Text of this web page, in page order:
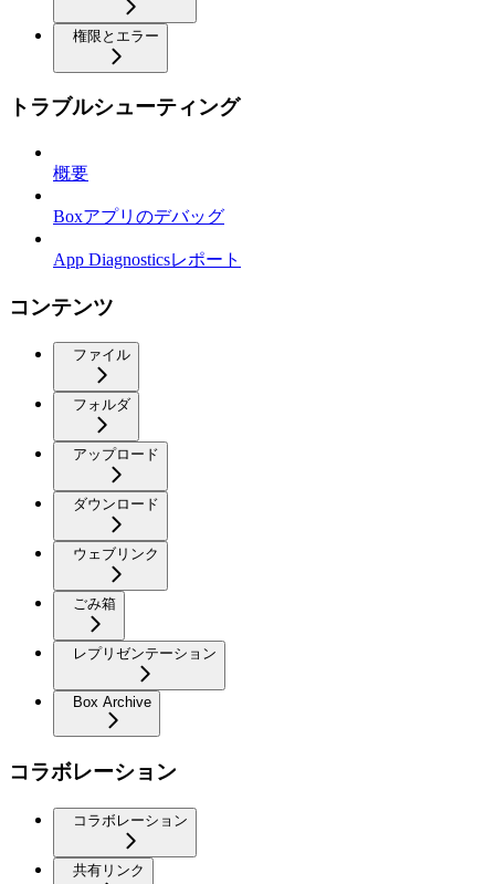
権限とエラー
トラブルシューティング
概要
Boxアプリのデバッグ
App Diagnosticsレポート
コンテンツ
ファイル
フォルダ
アップロード
ダウンロード
ウェブリンク
ごみ箱
レプリゼンテーション
Box Archive
コラボレーション
コラボレーション
共有リンク